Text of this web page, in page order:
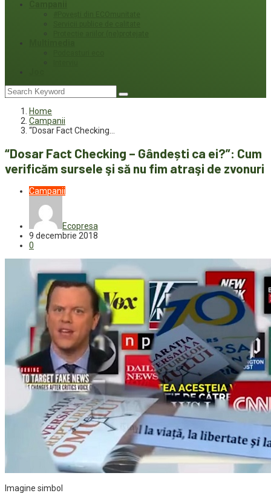
Home
Campanii
“Dosar Fact Checking…
“Dosar Fact Checking – Gândești ca ei?”: Cum
verificăm sursele şi să nu fim atraşi de zvonuri
Campanii
Ecopresa
9 decembrie 2018
0
Imagine simbol